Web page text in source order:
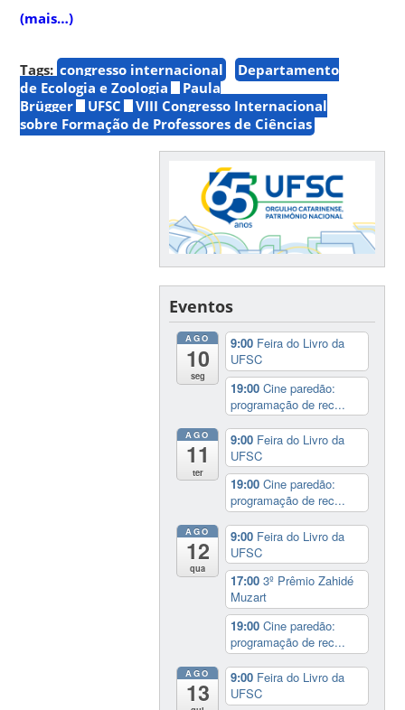
(mais…)
Tags: congresso internacional
Departamento
de Ecologia e Zoologia
Paula
Brügger
UFSC
VIII Congresso Internacional
sobre Formação de Professores de Ciências
Eventos
AGO
10
seg
9:00 Feira do Livro da
UFSC
19:00Cine paredão:
programação de rec...
AGO
11
ter
9:00 Feira do Livro da
UFSC
19:00Cine paredão:
programação de rec...
AGO
12
qua
9:00 Feira do Livro da
UFSC
17:003º Prêmio Zahidé
Muzart
19:00Cine paredão:
programação de rec...
AGO
13
9:00 Feira do Livro da
UFSC